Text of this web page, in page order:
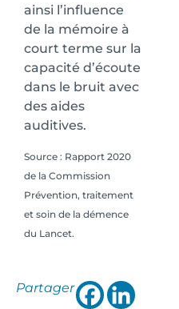
ainsi l’influence
de la mémoire à
court terme sur la
capacité d’écoute
dans le bruit avec
des aides
auditives.
Source : Rapport 2020
de la Commission
Prévention, traitement
et soin de la démence
du Lancet.
Partager